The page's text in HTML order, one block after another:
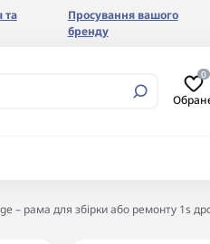
та
Просування вашого
бренду
0
– рама для збірки або ремонту 1s